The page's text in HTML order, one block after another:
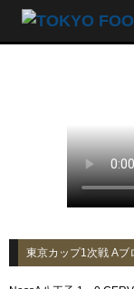
東京カップ1次戦 Aブ